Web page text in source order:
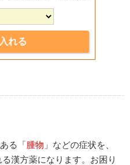
る「腫物 」などの症状を、
漢方薬になります。お困り